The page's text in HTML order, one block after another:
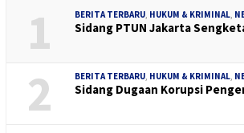
1 BERITA TERBARU, HUKUM & KRIMINAL,
Sidang PTUN Jakarta
2 BERITA TERBARU, HUKUM & KRIMINAL,
Sidang Dugaan Korupsi